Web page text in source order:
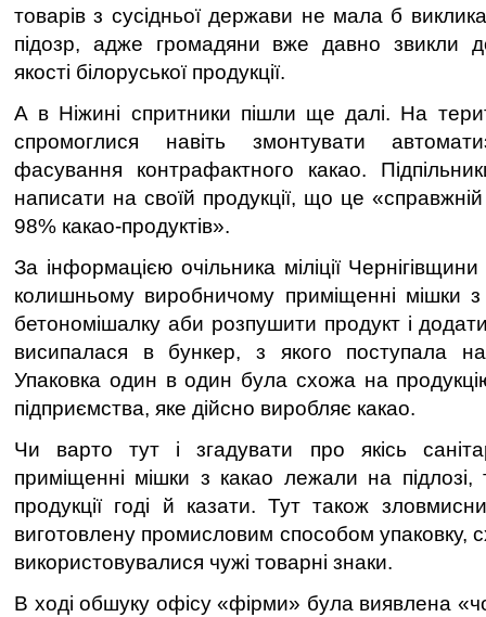
товарів з сусідньої держави не мала б
підозр, адже громадяни вже давно звикли
якості білоруської продукції.
А в Ніжині спритники пішли ще далі. На
спромоглися навіть змонтувати
фасування контрафактного какао.
написати на своїй продукції, що це
98% какао-продуктів».
За інформацією очільника міліції
колишньому виробничому приміщенні мішки
бетономішалку аби розпушити продукт і
висипалася в бункер, з якого поступала
Упаковка один в один була схожа на
підприємства, яке дійсно виробляє какао.
Чи варто тут і згадувати про якісь
приміщенні мішки з какао лежали на підлозі,
продукції годі й казати. Тут також
виготовлену промисловим способом упаковку,
використовувалися чужі товарні знаки.
В ході обшуку офісу «фірми» була виявлена